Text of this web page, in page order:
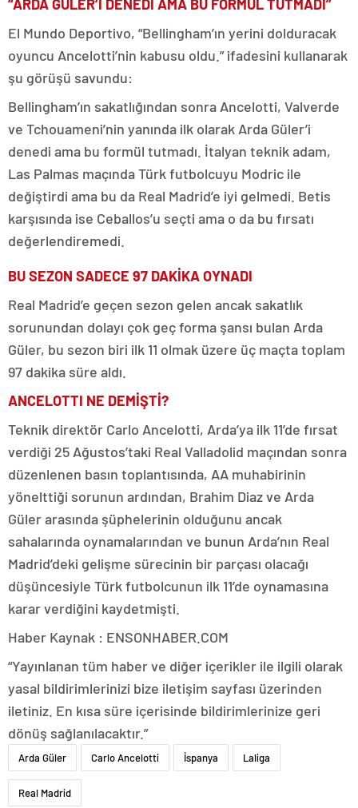
“ARDA GÜLER’İ DENEDİ AMA BU FORMÜL TUTMADI”
El Mundo Deportivo, “Bellingham’ın yerini dolduracak
oyuncu Ancelotti’nin kabusu oldu.” ifadesini kullanarak
şu görüşü savundu:
Bellingham’ın sakatlığından sonra Ancelotti, Valverde
ve Tchouameni’nin yanında ilk olarak Arda Güler’i
denedi ama bu formül tutmadı. İtalyan teknik adam,
Las Palmas maçında Türk futbolcuyu Modric ile
değiştirdi ama bu da Real Madrid’e iyi gelmedi. Betis
karşısında ise Ceballos’u seçti ama o da bu fırsatı
değerlendiremedi.
BU SEZON SADECE 97 DAKİKA OYNADI
Real Madrid’e geçen sezon gelen ancak sakatlık
sorunundan dolayı çok geç forma şansı bulan Arda
Güler, bu sezon biri ilk 11 olmak üzere üç maçta toplam
97 dakika süre aldı.
ANCELOTTI NE DEMİŞTİ?
Teknik direktör Carlo Ancelotti, Arda’ya ilk 11’de fırsat
verdiği 25 Ağustos’taki Real Valladolid maçından sonra
düzenlenen basın toplantısında, AA muhabirinin
yönelttiği sorunun ardından, Brahim Diaz ve Arda
Güler arasında şüphelerinin olduğunu ancak
sahalarında oynamalarından ve bunun Arda’nın Real
Madrid’deki gelişme sürecinin bir parçası olacağı
düşüncesiyle Türk futbolcunun ilk 11’de oynamasına
karar verdiğini kaydetmişti.
Haber Kaynak : ENSONHABER.COM
“Yayınlanan tüm haber ve diğer içerikler ile ilgili olarak
yasal bildirimlerinizi bize iletişim sayfası üzerinden
iletiniz. En kısa süre içerisinde bildirimlerinize geri
dönüş sağlanılacaktır.”
Arda Güler Carlo Ancelotti İspanya Laliga
Real Madrid